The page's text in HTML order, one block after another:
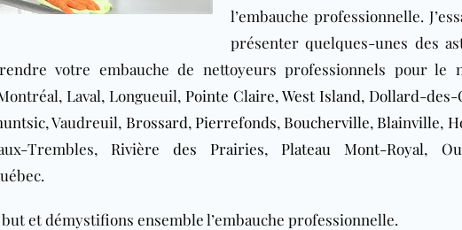
l’embauche professionnelle.
présenter quelques-unes des
votre embauche de nettoyeurs professionnels pour le
Laval, Longueuil, Pointe Claire,West Island, Dollard-des-
, Vaudreuil, Brossard, Pierrefonds, Boucherville, Blainville,
Trembles, Rivière des Prairies, Plateau Mont-Royal,
et démystifions ensemble l’embauche professionnelle.